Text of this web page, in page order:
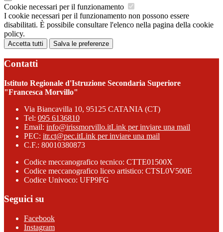
Cookie necessari per il funzionamento
I cookie necessari per il funzionamento non possono essere
disabilitati. È possibile consultare l'elenco nella pagina della cookie
policy.
Accetta tutti Salva le preferenze
Contatti
Istituto Regionale d'Istruzione Secondaria Superiore
"Francesca Morvillo"
Via Biancavilla 10, 95125 CATANIA (CT)
Tel: 095 6136810
Email: info@irissmorvillo.itLink per inviare una mail
PEC: itr.ct@pec.itLink per inviare una mail
C.F.: 80010380873
Codice meccanografico tecnico: CTTE01500X
Codice meccanografico liceo artistico: CTSL0V500E
Codice Univoco: UFP9FG
Seguici su
Facebook
Instagram